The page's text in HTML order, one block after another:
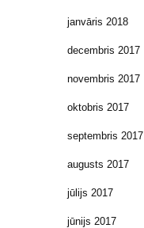
janvāris 2018
decembris 2017
novembris 2017
oktobris 2017
septembris 2017
augusts 2017
jūlijs 2017
jūnijs 2017